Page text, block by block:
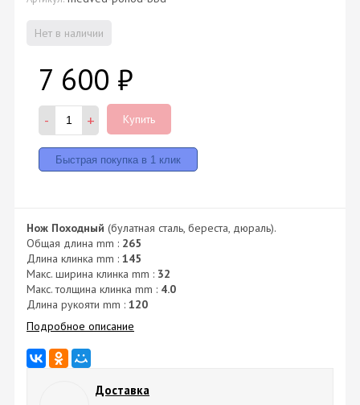
Нет в наличии
7 600 ₽
- + Купить
Нож Походный (булатная сталь, береста, дюраль).
Общая длина mm : 265
Длина клинка mm : 145
Макс. ширина клинка mm : 32
Макс. толщина клинка mm : 4.0
Длина рукояти mm : 120
Подробное описание
Доставка